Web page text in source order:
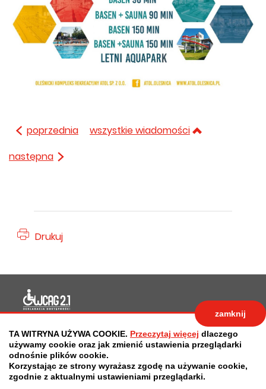
TA WITRYNA UŻYWA COOKIE. Przeczytaj więcej dlaczego
używamy cookie oraz jak zmienić ustawienia przeglądarki
odnośnie plików cookie.
Korzystając ze strony wyrażasz zgodę na używanie cookie,
zgodnie z aktualnymi ustawieniami przeglądarki.
zamknij
poprzednia
wszystkie wiadomości
następna
Drukuj
Zastrzeżenia prawne
RODO
Deklaracja dostępności
Mapa strony
Projekt: IntraCOM.pl